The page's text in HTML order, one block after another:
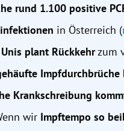
rund 1.100 positive
in Österreich (
plant Rückkehrzum
Impfdurchbrüche
Krankschreibung
wir Impftempo so